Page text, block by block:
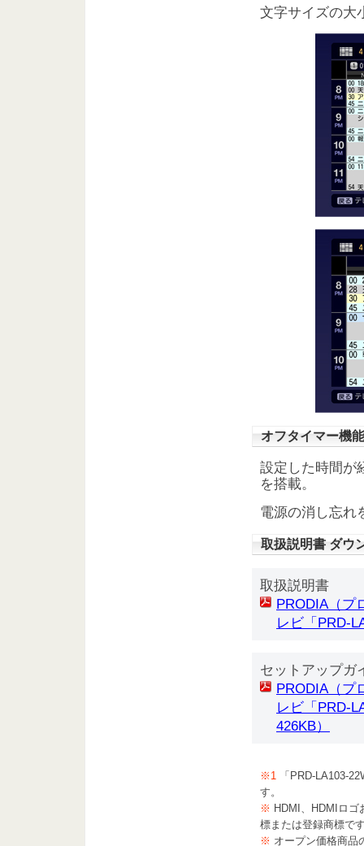
文字サイズの大
オフタイマー機能
設定した時間が
を搭載。
電源の消し忘れ
取扱説明書 ダウ
取扱説明書
PRODIA（プ
レビ「PRD-
セットアップガ
PRODIA（プ
レビ「PRD-
426KB）
※1
「PRD-LA103-
す。
※ HDMI、HDMIロ
標または登録商標で
※ オープン価格商品